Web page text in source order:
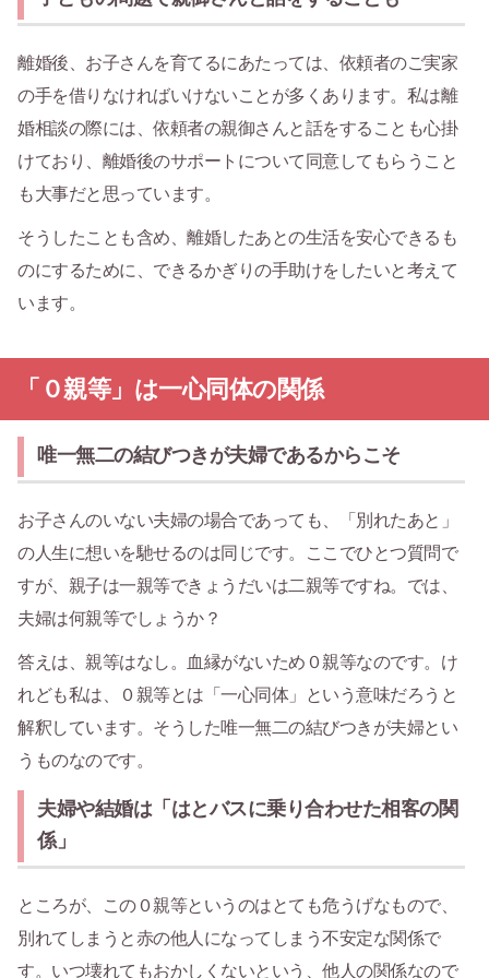
離婚後、お子さんを育てるにあたっては、依頼者のご実家
の手を借りなければいけないことが多くあります。私は離
婚相談の際には、依頼者の親御さんと話をすることも心掛
けており、離婚後のサポートについて同意してもらうこと
も大事だと思っています。
そうしたことも含め、離婚したあとの生活を安心できるも
のにするために、できるかぎりの手助けをしたいと考えて
います。
「０親等」は一心同体の関係
唯一無二の結びつきが夫婦であるからこそ
お子さんのいない夫婦の場合であっても、「別れたあと」
の人生に想いを馳せるのは同じです。ここでひとつ質問で
すが、親子は一親等できょうだいは二親等ですね。では、
夫婦は何親等でしょうか？
答えは、親等はなし。血縁がないため０親等なのです。け
れども私は、０親等とは「一心同体」という意味だろうと
解釈しています。そうした唯一無二の結びつきが夫婦とい
うものなのです。
夫婦や結婚は「はとバスに乗り合わせた相客の関
係」
ところが、この０親等というのはとても危うげなもので、
別れてしまうと赤の他人になってしまう不安定な関係で
す。いつ壊れてもおかしくないという、他人の関係なので